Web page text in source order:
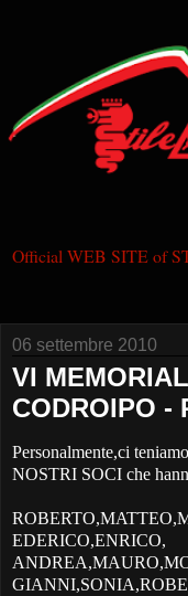
Official WEB SITE of
06 settembre 2010
VI
CODROIPO -
Personalmente,ci
NOSTRI SOCI che
EDERICO,ENRICO,